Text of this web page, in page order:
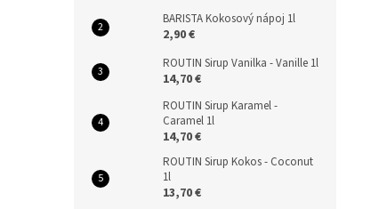
BARISTA Kokosový nápoj 1l
2,90 €
ROUTIN Sirup Vanilka - Vanille 1l
14,70 €
ROUTIN Sirup Karamel -
Caramel 1l
14,70 €
ROUTIN Sirup Kokos - Coconut
1l
13,70 €